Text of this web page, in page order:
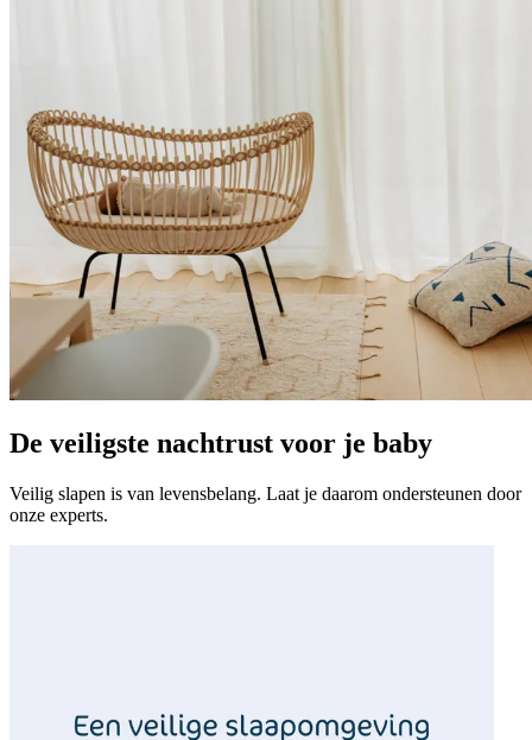
De veiligste nachtrust voor je baby
Veilig slapen is van levensbelang. Laat je daarom ondersteunen door
onze experts.